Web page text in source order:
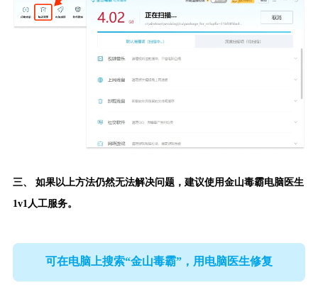
三、 如果以上方法仍然无法解决问题，建议使用金山毒霸电脑医生
1v1人工服务。
可在电脑上搜索“金山毒霸”，用电脑医生修复